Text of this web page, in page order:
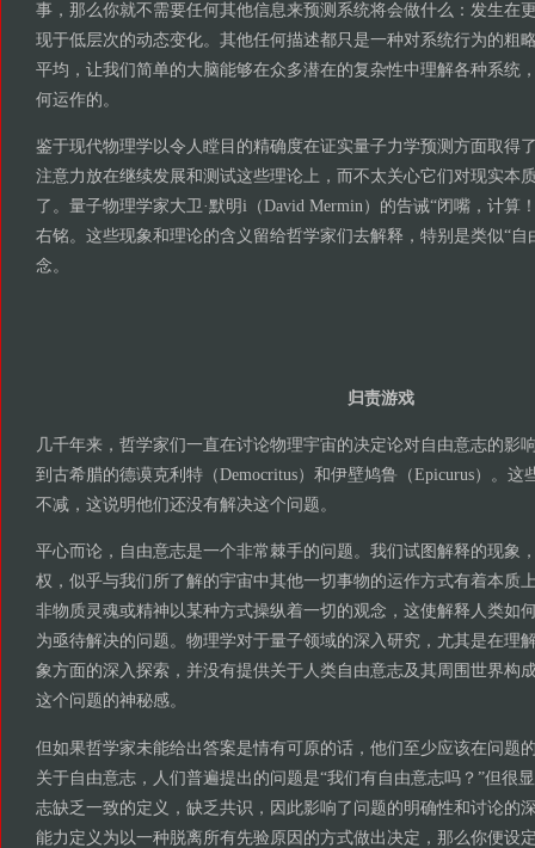
事，那么你就不需要任何其他信息来预测系统将会做什么：发生在
现于低层次的动态变化。其他任何描述都只是一种对系统行为的粗
平均，让我们简单的大脑能够在众多潜在的复杂性中理解各种系统
何运作的。
鉴于现代物理学以令人瞠目的精确度在证实量子力学预测方面取得
注意力放在继续发展和测试这些理论上，而不太关心它们对现实本
了。量子物理学家大卫·默明i（David Mermin）的告诫“闭嘴，计算
右铭。这些现象和理论的含义留给哲学家们去解释，特别是类似“自
念。
归责游戏
几千年来，哲学家们一直在讨论物理宇宙的决定论对自由意志的影
到古希腊的德谟克利特（Democritus）和伊壁鸠鲁（Epicurus）。这
不减，这说明他们还没有解决这个问题。
平心而论，自由意志是一个非常棘手的问题。我们试图解释的现象
权，似乎与我们所了解的宇宙中其他一切事物的运作方式有着本质
非物质灵魂或精神以某种方式操纵着一切的观念，这使解释人类如
为亟待解决的问题。物理学对于量子领域的深入研究，尤其是在理
象方面的深入探索，并没有提供关于人类自由意志及其周围世界构
这个问题的神秘感。
但如果哲学家未能给出答案是情有可原的话，他们至少应该在问题
关于自由意志，人们普遍提出的问题是“我们有自由意志吗？”但很
志缺乏一致的定义，缺乏共识，因此影响了问题的明确性和讨论的
能力定义为以一种脱离所有先验原因的方式做出决定，那么你便设